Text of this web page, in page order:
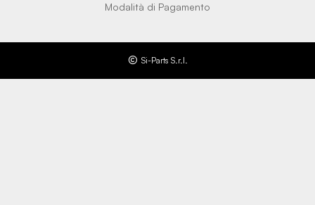
Modalità di Pagamento
Si-Parts S.r.l.